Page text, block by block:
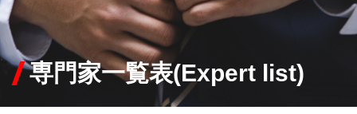
CONSULTING
SERVICE
専門家一覧表(Expert list)